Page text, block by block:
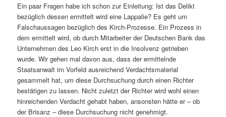
Ein paar Fragen habe ich schon zur Einleitung: Ist das Delikt
bezüglich dessen ermittelt wird eine Lappalie? Es geht um
Falschaussagen bezüglich des Kirch-Prozesse. Ein Prozess in
dem ermittelt wird, ob durch Mitarbeiter der Deutschen Bank das
Unternehmen des Leo Kirch erst in die Insolvenz getrieben
wurde. Wir gehen mal davon aus, dass der ermittelnde
Staatsanwalt im Vorfeld ausreichend Verdachtsmaterial
gesammelt hat, um diese Durchsuchung durch einen Richter
bestätigen zu lassen. Nicht zuletzt der Richter wird wohl einen
hinreichenden Verdacht gehabt haben, ansonsten hätte er – ob
der Brisanz – diese Durchsuchung nicht genehmigt.